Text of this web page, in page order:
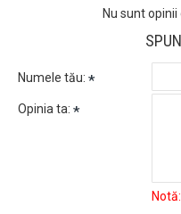
Nu sunt
Numele tău:
Opinia ta:
Notă: